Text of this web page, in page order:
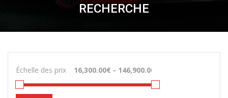
RECHERCHE
Échelle des prix